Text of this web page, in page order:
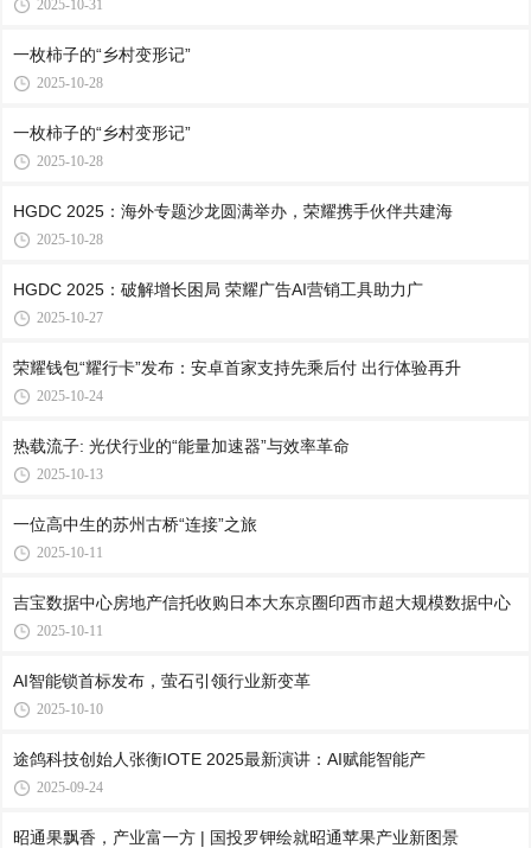
2025-10-31
一枚柿子的“乡村变形记”
2025-10-28
一枚柿子的“乡村变形记”
2025-10-28
HGDC 2025：海外专题沙龙圆满举办，荣耀携手伙伴共建海
2025-10-28
HGDC 2025：破解增长困局 荣耀广告AI营销工具助力广
2025-10-27
荣耀钱包“耀行卡”发布：安卓首家支持先乘后付 出行体验再升
2025-10-24
热载流子: 光伏行业的“能量加速器”与效率革命
2025-10-13
一位高中生的苏州古桥“连接”之旅
2025-10-11
吉宝数据中心房地产信托收购日本大东京圈印西市超大规模数据中心
2025-10-11
AI智能锁首标发布，萤石引领行业新变革
2025-10-10
途鸽科技创始人张衡IOTE 2025最新演讲：AI赋能智能产
2025-09-24
昭通果飘香，产业富一方 | 国投罗钾绘就昭通苹果产业新图景